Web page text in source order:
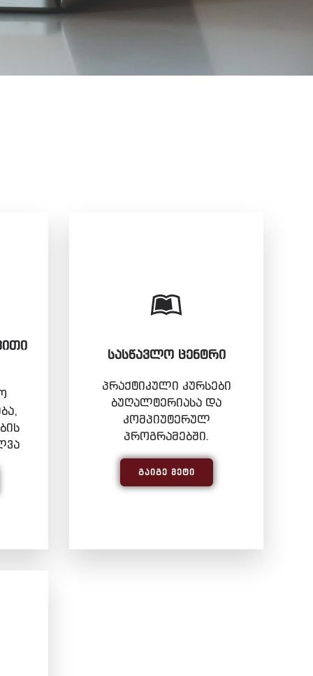
ᲡᲐᲡᲬᲐᲕᲚᲝ ᲪᲔᲜᲢᲠᲘ
პრაქტიკული კურსები
ბუღალტერიასა და
კომპიუტერულ
პროგრამებში.
ᲒᲐᲘᲒᲔ ᲛᲔᲢᲘ